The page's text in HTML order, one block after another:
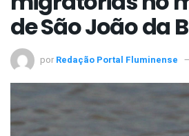
de São João da
por Redação Portal Fluminense